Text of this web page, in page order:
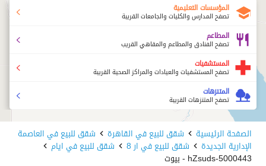
المؤسسات التعليمية
تصفح المدارس والكليات والجامعات القريبة
المطاعم
تصفح الفنادق والمطاعم والمقاهي القريب
المستشفيات
تصفح المستشفيات والعيادات والمراكز الصحية القريبة
المتنزهات
تصفح المتنزهات القريبة
الصفحة الرئيسية شقق للبيع في القاهرة شقق للبيع في العاصمة
الإدارية الجديدة شقق للبيع في ار 8 شقق للبيع في ايام
5000443-hZsuds - بيوت